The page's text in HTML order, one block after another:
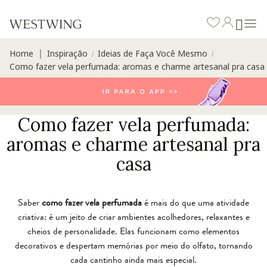
Home Inspiração / Ideias de Faça Você Mesmo /
Como fazer vela perfumada: aromas e charme artesanal pra casa
Como fazer vela perfumada:
aromas e charme artesanal pra
casa
Sabercomo fazer vela perfumadaé mais do que uma atividade
criativa: é um jeito de criar ambientes acolhedores, relaxantes e
cheios de personalidade. Elas funcionam como elementos
decorativos e despertam memórias por meio do olfato, tornando
cada cantinho ainda mais especial.